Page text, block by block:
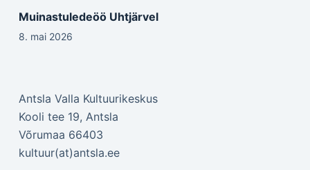
Muinastuledeöö Uhtjärvel
8. mai 2026
Antsla Valla Kultuurikeskus
Kooli tee 19, Antsla
Võrumaa 66403
kultuur(at)antsla.ee